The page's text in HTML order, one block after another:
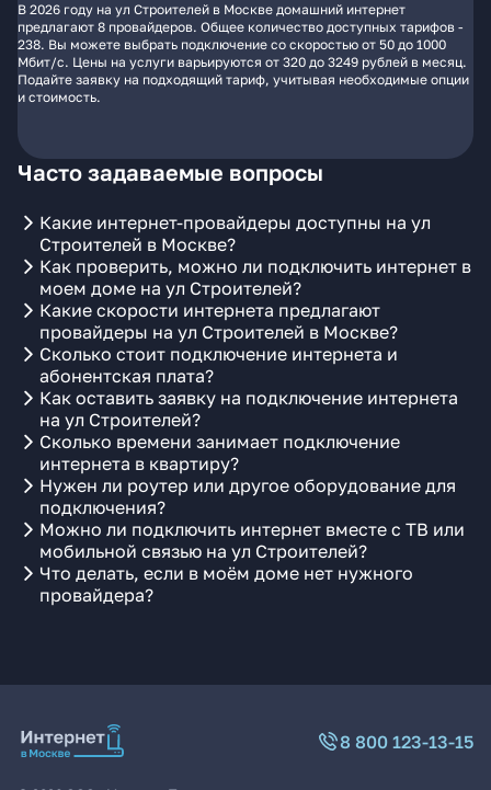
В 2026 году на ул Строителей в Москве домашний интернет
предлагают 8 провайдеров. Общее количество доступных тарифов -
238. Вы можете выбрать подключение со скоростью от 50 до 1000
Мбит/с. Цены на услуги варьируются от 320 до 3249 рублей в месяц.
Подайте заявку на подходящий тариф, учитывая необходимые опции
и стоимость.
Часто задаваемые вопросы
Какие интернет-провайдеры доступны на ул
Строителей в Москве?
Как проверить, можно ли подключить интернет в
моем доме на ул Строителей?
Какие скорости интернета предлагают
провайдеры на ул Строителей в Москве?
Сколько стоит подключение интернета и
абонентская плата?
Как оставить заявку на подключение интернета
на ул Строителей?
Сколько времени занимает подключение
интернета в квартиру?
Нужен ли роутер или другое оборудование для
подключения?
Можно ли подключить интернет вместе с ТВ или
мобильной связью на ул Строителей?
Что делать, если в моём доме нет нужного
провайдера?
8 800 123-13-15